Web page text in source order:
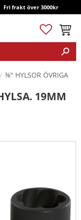
Fri frakt över 3000kr
Favoriter
⅜" HYLSOR ÖVRIGA
19MM